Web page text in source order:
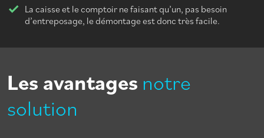
La caisse et le comptoir ne faisant qu’un, pas besoin
d’entreposage, le démontage est donc très facile.
Les avantages notre
solution